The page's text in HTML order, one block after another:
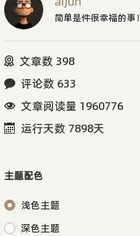
简单是件很幸福的事！
文章数 398
评论数 633
文章阅读量 1960776
运行天数 7898天
主题配色
浅色主题
深色主题